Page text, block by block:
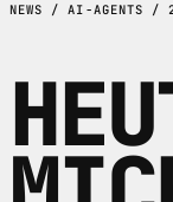
NEWS / AI-AGENTS